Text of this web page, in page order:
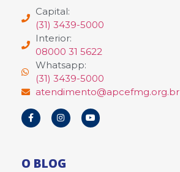
Capital:
(31) 3439-5000
Interior:
08000 31 5622
Whatsapp:
(31) 3439-5000
atendimento@apcefmg.org.br
O BLOG